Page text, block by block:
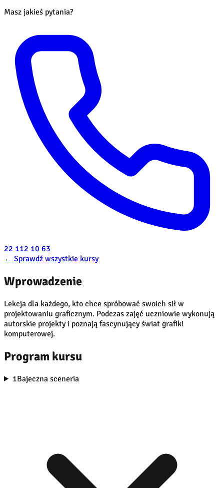
Masz jakieś pytania?
22 112 10 63
← Sprawdź wszystkie kursy
Wprowadzenie
Lekcja dla każdego, kto chce spróbować swoich sił w
projektowaniu graficznym. Podczas zajęć uczniowie wykonują
autorskie projekty i poznają fascynujący świat grafiki
komputerowej.
Program kursu
1Bajeczna sceneria